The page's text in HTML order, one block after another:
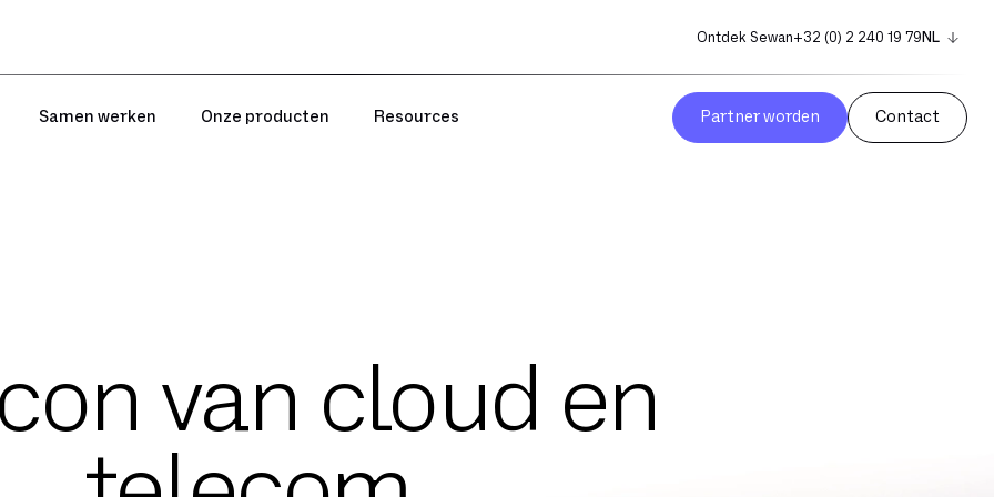
Ontdek Sewan+32 (0) 2 240 19 79 NL
Samen werken Onze producten Resources Partner worden Contact
van cloud en